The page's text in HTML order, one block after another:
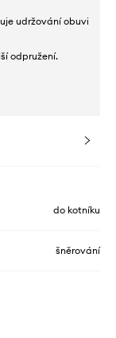
udržování obuvi
odpružení.
do kotníku
šněrování